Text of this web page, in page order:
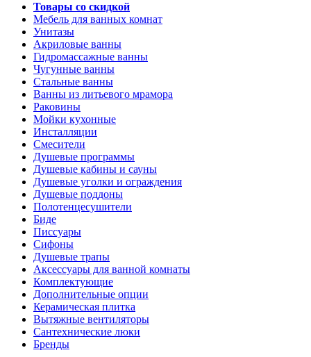
Товары со скидкой
Мебель для ванных комнат
Унитазы
Акриловые ванны
Гидромассажные ванны
Чугунные ванны
Стальные ванны
Ванны из литьевого мрамора
Раковины
Мойки кухонные
Инсталляции
Смесители
Душевые программы
Душевые кабины и сауны
Душевые уголки и ограждения
Душевые поддоны
Полотенцесушители
Биде
Писсуары
Сифоны
Душевые трапы
Аксессуары для ванной комнаты
Комплектующие
Дополнительные опции
Керамическая плитка
Вытяжные вентиляторы
Сантехнические люки
Бренды